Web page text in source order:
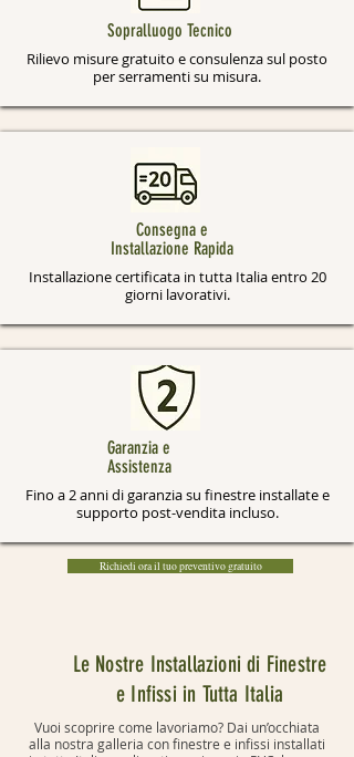
Sopralluogo Tecnico
Rilievo misure gratuito e consulenza sul posto
per serramenti su misura.
Consegna e
Installazione Rapida
Installazione certificata in tutta Italia entro 20
giorni lavorativi.
Garanzia e
Assistenza
Fino a 2 anni di garanzia su finestre installate e
supporto post-vendita incluso.
Richiedi ora il tuo preventivo gratuito
Le Nostre Installazioni di Finestre
e Infissi in Tutta Italia
Vuoi scoprire come lavoriamo? Dai un’occhiata
alla nostra galleria con finestre e infissi installati